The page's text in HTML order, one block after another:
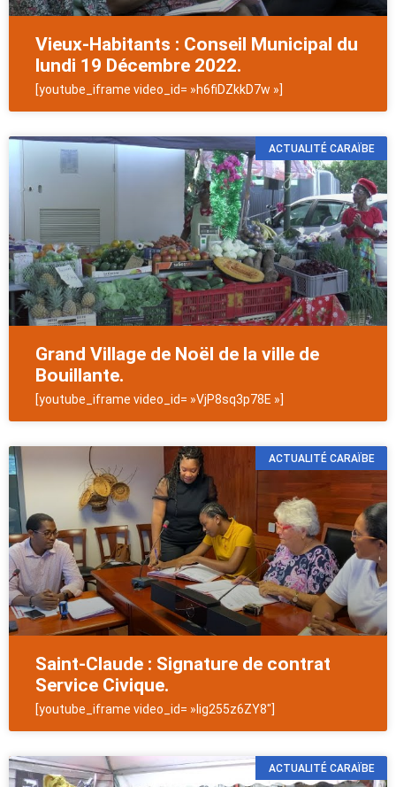
Vieux-Habitants : Conseil Municipal du
lundi 19 Décembre 2022.
[youtube_iframe video_id= »h6fiDZkkD7w »]
ACTUALITÉ CARAÏBE
Grand Village de Noël de la ville de
Bouillante.
[youtube_iframe video_id= »VjP8sq3p78E »]
ACTUALITÉ CARAÏBE
Saint-Claude : Signature de contrat
Service Civique.
[youtube_iframe video_id= »lig255z6ZY8″]
ACTUALITÉ CARAÏBE